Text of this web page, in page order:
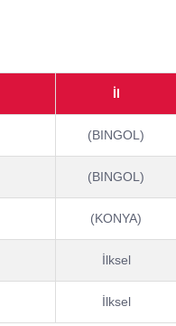
İl
(BINGOL)
(BINGOL)
(KONYA)
İlksel
İlksel